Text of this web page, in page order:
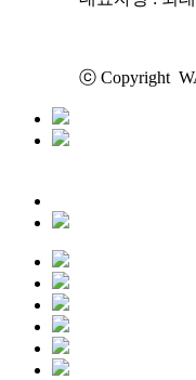
ⓒ Copyright